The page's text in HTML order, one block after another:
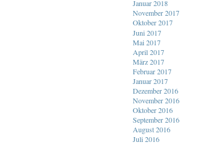
Januar 2018
November 2017
Oktober 2017
Juni 2017
Mai 2017
April 2017
März 2017
Februar 2017
Januar 2017
Dezember 2016
November 2016
Oktober 2016
September 2016
August 2016
Juli 2016